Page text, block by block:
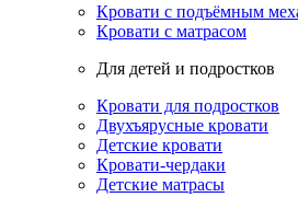
Кровати с подъёмным
Кровати с матрасом
Для детей и подростков
Кровати для подростков
Двухъярусные кровати
Детские кровати
Кровати-чердаки
Детские матрасы